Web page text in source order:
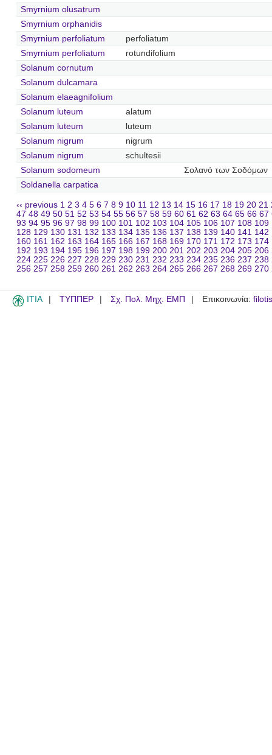
Smyrnium olusatrum
Smyrnium orphanidis
Smyrnium perfoliatum
perfoliatum
Smyrnium perfoliatum
rotundifolium
Solanum cornutum
Solanum dulcamara
Solanum elaeagnifolium
Solanum luteum
alatum
Solanum luteum
luteum
Solanum nigrum
nigrum
Solanum nigrum
schultesii
Solanum sodomeum
Σολανό των Σοδόμων
Soldanella carpatica
‹‹ previous 1 2 3 4 5 6 7 8 9 10 11 12 13 14 15 16 17 18 19 20 21
47 48 49 50 51 52 53 54 55 56 57 58 59 60 61 62 63 64 65 66 67
93 94 95 96 97 98 99 100 101 102 103 104 105 106 107 108 109
128 129 130 131 132 133 134 135 136 137 138 139 140 141 142
160 161 162 163 164 165 166 167 168 169 170 171 172 173 174
192 193 194 195 196 197 198 199 200 201 202 203 204 205 206
224 225 226 227 228 229 230 231 232 233 234 235 236 237 238
256 257 258 259 260 261 262 263 264 265 266 267 268 269 270
ITIA ΤΥΠΠΕΡ Σχ. Πολ. Μηχ. ΕΜΠ Επικοινωνία: